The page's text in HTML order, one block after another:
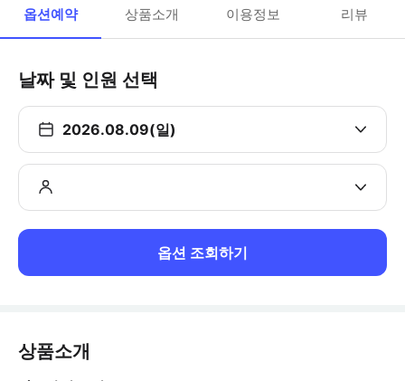
옵션예약 상품소개 이용정보 리뷰
날짜 및 인원 선택
2026.08.09(일)
옵션 조회하기
상품소개